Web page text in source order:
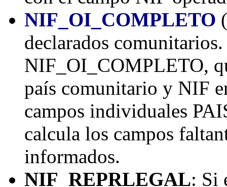
NIF_OI_COMPLETO
declarados
NIF_OI_COMPLETO,
país comunitario y NIF
campos individuales
calcula los campos
informados.
NIF_REPRLEGAL: Si